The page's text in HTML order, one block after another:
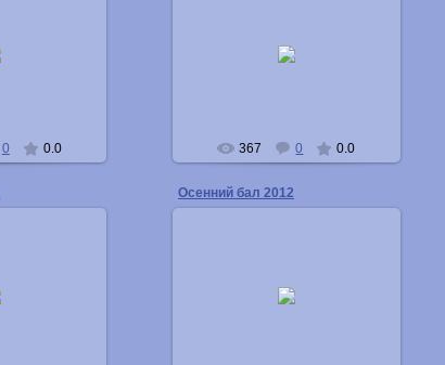
0 0.0 367 0 0.0
Осенний бал 2012